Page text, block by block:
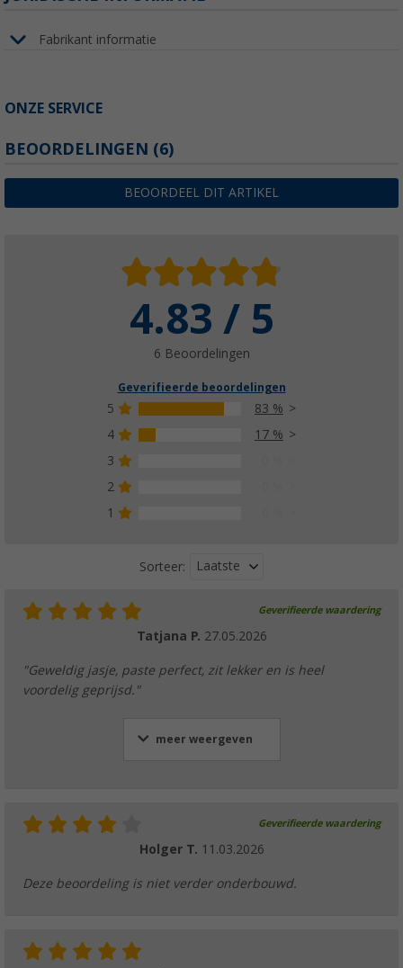
Fabrikant informatie
ONZE SERVICE
BEOORDELINGEN (6)
BEOORDEEL DIT ARTIKEL
4.83 / 5
6 Beoordelingen
Geverifieerde beoordelingen
5
83 %
4
17 %
3
2
1
Sorteer: Laatste
Geverifieerde waardering
Tatjana P. 27.05.2026
"Geweldig jasje, paste perfect, zit lekker en is heel
voordelig geprijsd."
meer weergeven
Geverifieerde waardering
Holger T. 11.03.2026
Deze beoordeling is niet verder onderbouwd.